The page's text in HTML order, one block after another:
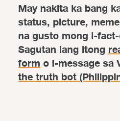
May nakita ka bang
status, picture,
na gusto mong i-
Sagutan lang itong
formo i-message sa
the truth bot